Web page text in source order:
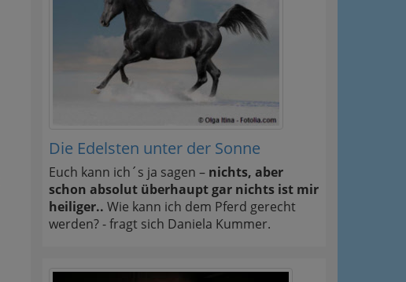
Die Edelsten unter der Sonne
Euch kann ich´s ja sagen – nichts, aber
schon absolut überhaupt gar nichts ist mir
heiliger.. Wie kann ich dem Pferd gerecht
werden? - fragt sich Daniela Kummer.